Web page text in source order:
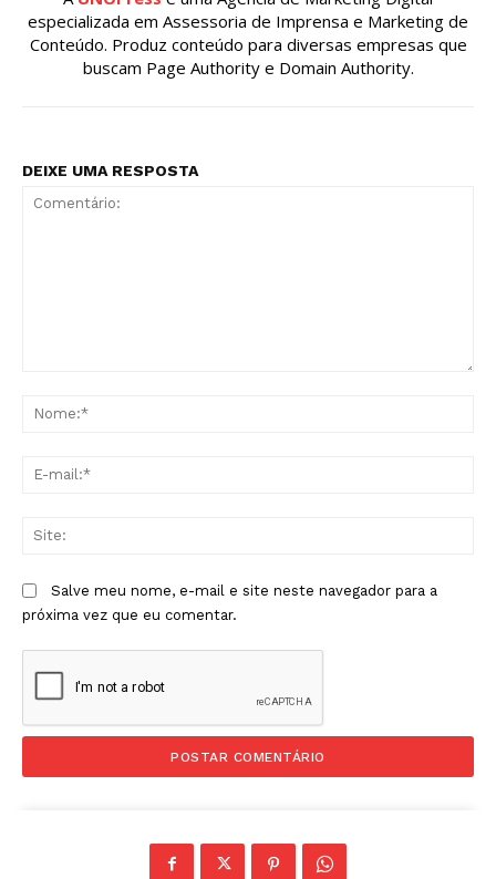
especializada em Assessoria de Imprensa e Marketing de
Conteúdo. Produz conteúdo para diversas empresas que
buscam Page Authority e Domain Authority.
DEIXE UMA RESPOSTA
Salve meu nome, e-mail e site neste navegador para a
próxima vez que eu comentar.